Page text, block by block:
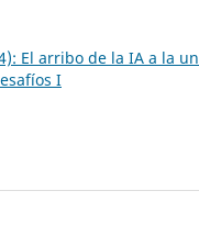
El arribo de la IA a la
I